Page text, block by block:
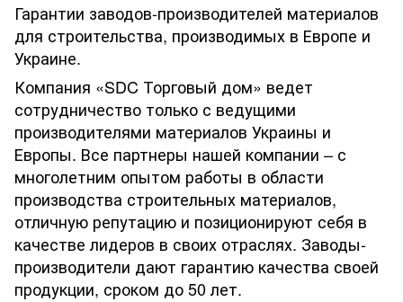
Гарантии заводов-производителей материалов
для строительства, производимых в Европе и
Украине.
Компания «SDC Торговый дом» ведет
сотрудничество только с ведущими
производителями материалов Украины и
Европы. Все партнеры нашей компании – с
многолетним опытом работы в области
производства строительных материалов,
отличную репутацию и позиционируют себя в
качестве лидеров в своих отраслях. Заводы-
производители дают гарантию качества своей
продукции, сроком до 50 лет.